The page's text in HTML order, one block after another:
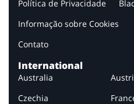
Política de Privacidade
Informação sobre Cookies
Contato
International
Australia
Czechia